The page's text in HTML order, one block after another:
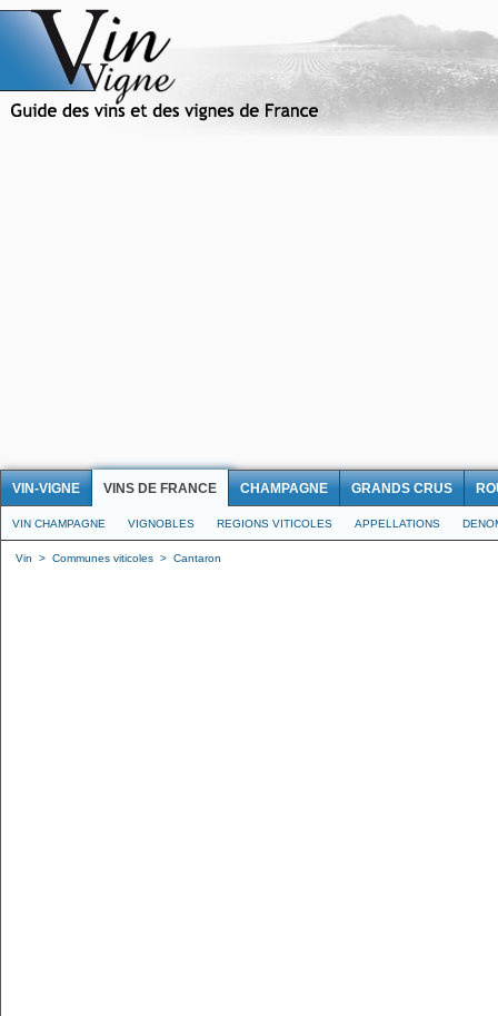
VIN-VIGNE VINS DE FRANCE CHAMPAGNE GRANDS CRUS
VIN CHAMPAGNE VIGNOBLES REGIONS VITICOLES APPELLATIONS
Vin > Communes viticoles > Cantaron